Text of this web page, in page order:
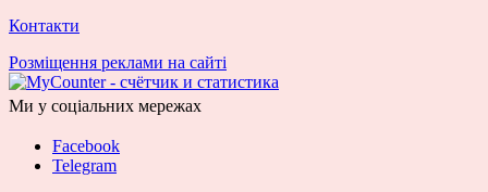
Контакти
Розміщення реклами на сайті
Ми у соціальних мережах
Facebook
Telegram